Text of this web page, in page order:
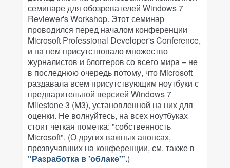
семинаре для обозревателей Windows 7
Reviewer's Workshop. Этот семинар
проводился перед началом конференции
Microsoft Professional Developer's Conference,
и на нем присутствовало множество
журналистов и блоггеров со всего мира – не
в последнюю очередь потому, что Microsoft
раздавала всем присутствующим ноутбуки с
предварительной версией Windows 7
Milestone 3 (M3), установленной на них для
оценки. Не волнуйтесь, на всех ноутбуках
стоит четкая пометка: "собственность
Microsoft". (О других важных анонсах,
прозвучавших на конференции, см. также в
"Разработка в 'облаке'".)